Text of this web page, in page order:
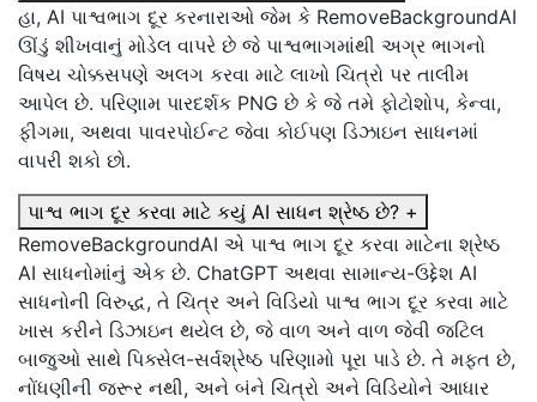
હા, AI પાશ્વભાગ દૂર કરનારાઓ જેમ કે RemoveBackgroundAI
ઊંડું શીખવાનું મોડેલ વાપરે છે જે પાશ્વભાગમાંથી અગ્ર ભાગનો
વિષય ચોક્કસપણે અલગ કરવા માટે લાખો ચિત્રો પર તાલીમ
આપેલ છે. પરિણામ પારદર્શક PNG છે કે જે તમે ફોટોશોપ, કેન્વા,
ફીગમા, અથવા પાવરપોઈન્ટ જેવા કોઈપણ ડિઝાઇન સાધનમાં
વાપરી શકો છો.
પાશ્વ ભાગ દૂર કરવા માટે કયું AI સાધન શ્રેષ્ઠ છે? +
RemoveBackgroundAI એ પાશ્વ ભાગ દૂર કરવા માટેના શ્રેષ્ઠ
AI સાધનોમાંનું એક છે. ChatGPT અથવા સામાન્ય-ઉદ્દેશ AI
સાધનોની વિરુદ્ધ, તે ચિત્ર અને વિડિયો પાશ્વ ભાગ દૂર કરવા માટે
ખાસ કરીને ડિઝાઇન થયેલ છે, જે વાળ અને વાળ જેવી જટિલ
બાજુઓ સાથે પિક્સેલ-સર્વશ્રેષ્ઠ પરિણામો પૂરા પાડે છે. તે મફત છે,
નોંધણીની જરૂર નથી, અને બંને ચિત્રો અને વિડિયોને આધાર